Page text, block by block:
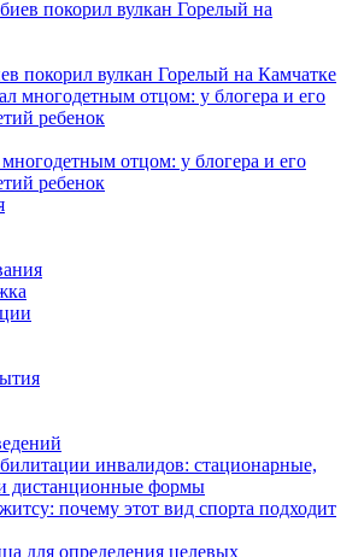
покорил вулкан Горелый на Камчатке
отцом: у блогера и его
ребенок
инвалидов: стационарные,
дистанционные формы
почему этот вид спорта подходит
для определения целевых